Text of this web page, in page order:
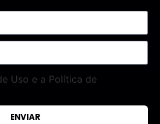
Uso e a Política de
ENVIAR